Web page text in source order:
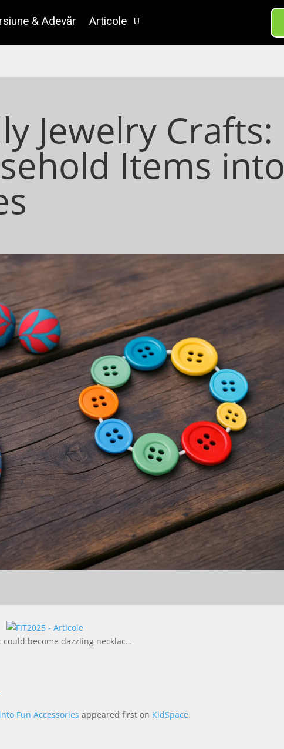
& Adevăr Articole
Jewelry Crafts:
Items into
become dazzling necklac…
Fun Accessories appeared first on KidSpace.